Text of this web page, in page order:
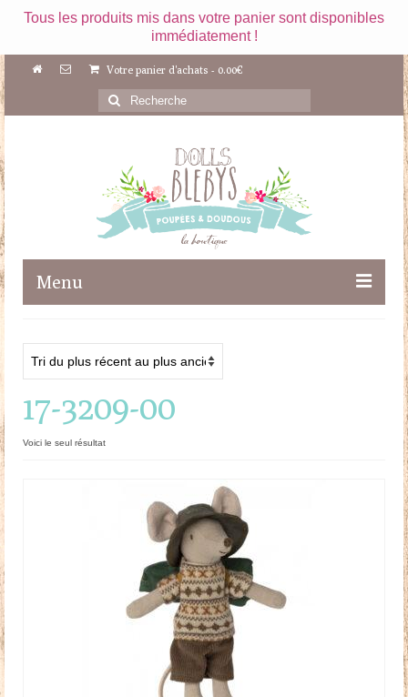
Tous les produits mis dans votre panier sont disponibles
immédiatement !
Votre panier d'achats - 0.00€
Rechercher
:
Menu
Maileg
Poupées
Doudous
17-3209-00
Voici le seul résultat